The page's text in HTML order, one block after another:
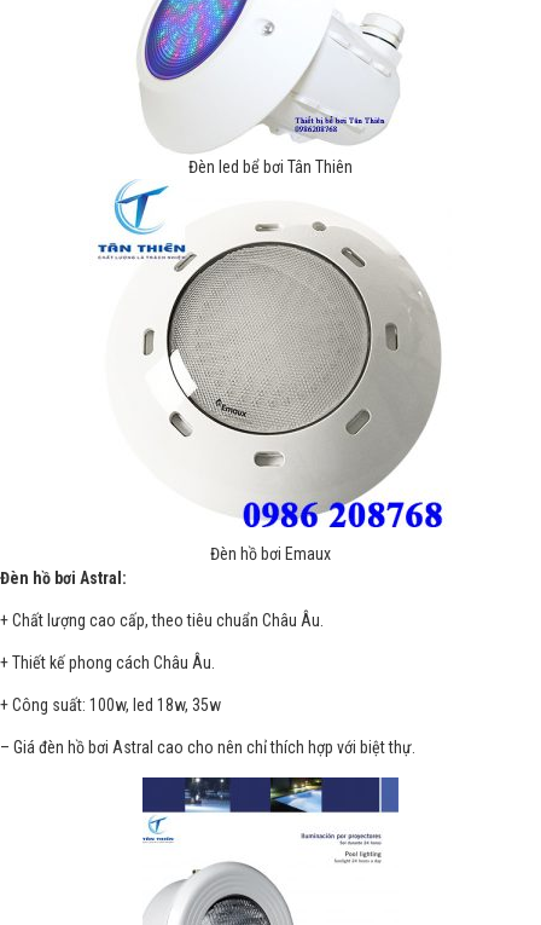
Đèn led bể bơi Tân Thiên
Đèn hồ bơi Emaux
Đèn hồ bơi Astral:
+ Chất lượng cao cấp, theo tiêu chuẩn Châu Âu.
+ Thiết kế phong cách Châu Âu.
+ Công suất: 100w, led 18w, 35w
– Giá đèn hồ bơi Astral cao cho nên chỉ thích hợp với biệt thự.